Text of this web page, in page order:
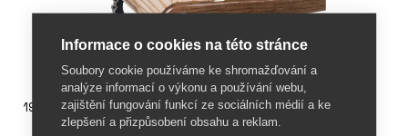
19. března 2018
Informace o cookies na této stránce
Soubory cookie používáme ke shromažďování a
analýze informací o výkonu a používání webu,
zajištění fungování funkcí ze sociálních médií a ke
zlepšení a přizpůsobení obsahu a reklam.